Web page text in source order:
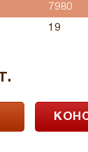
7980
19